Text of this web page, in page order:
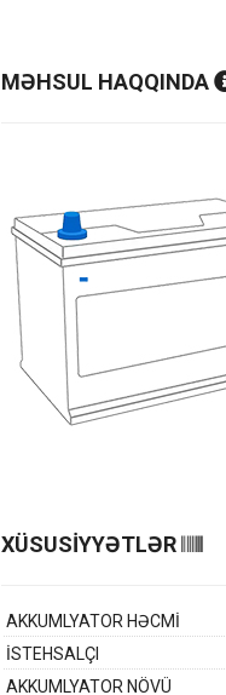
MƏHSUL HAQQINDA
XÜSUSİYYƏTLƏR
AKKUMLYATOR HƏCMİ
İSTEHSALÇI
AKKUMLYATOR NÖVÜ